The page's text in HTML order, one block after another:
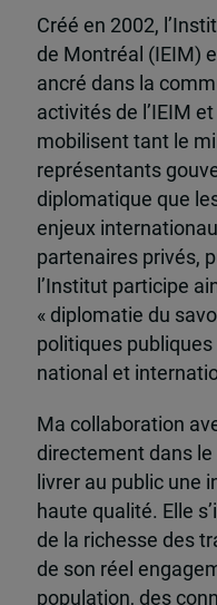
Créé en 2002,
de Montréal (IEIM)
ancré dans la
activités de l’IEIM
mobilisent tant le
représentants
diplomatique que
enjeux
partenaires privés,
l’Institut participe
« diplomatie du
politiques
national et
Ma collaboration
directement dans le
livrer au public une
haute qualité. Elle
de la richesse des
de son réel
population, des